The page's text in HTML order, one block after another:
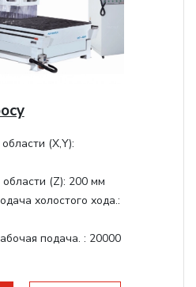
(Х,Y):
(Z): 200 мм
холостого хода.:
подача. : 20000